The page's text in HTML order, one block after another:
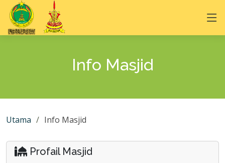
Info Masjid
Utama Info Masjid
Profail Masjid